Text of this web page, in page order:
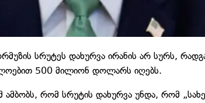
სრუტეს დახურვა ირანის არ სურს,
500 მილიონ დოლარს იღებს.
რომ სრუტის დახურვა უნდა, რომ